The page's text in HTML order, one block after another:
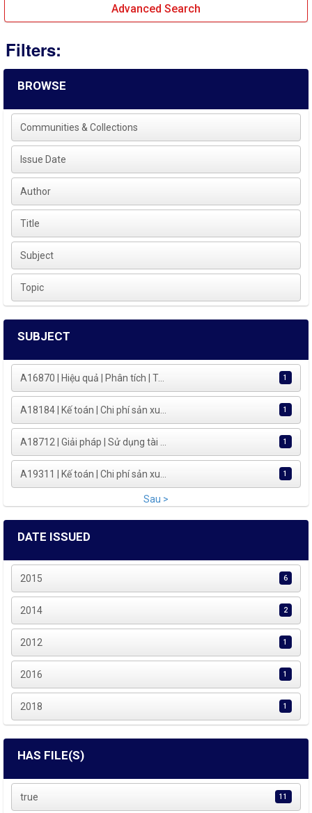
Advanced Search
Filters:
BROWSE
Communities & Collections
Issue Date
Author
Title
Subject
Topic
SUBJECT
A16870 | Hiệu quả | Phân tích | T... 1
A18184 | Kế toán | Chi phí sản xu... 1
A18712 | Giải pháp | Sử dụng tài ... 1
A19311 | Kế toán | Chi phí sản xu... 1
Sau >
DATE ISSUED
2015 6
2014 2
2012 1
2016 1
2018 1
HAS FILE(S)
true 11